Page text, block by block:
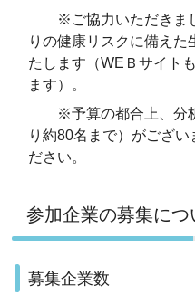
※ご協力いただきまし
りの健康リスクに備えた
たします（WEＢサイト
ます）。
※予算の都合上、分析
り約80名まで）がござい
ださい。
参加企業の募集につ
募集企業数